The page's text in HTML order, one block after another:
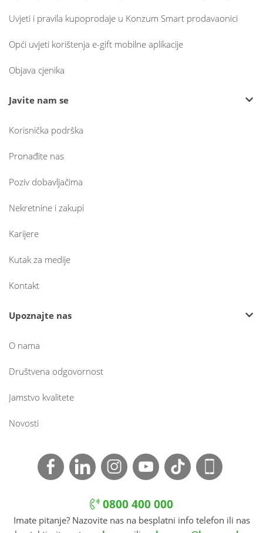
Uvjeti i pravila kupoprodaje u Konzum Smart prodavaonici
Opći uvjeti korištenja e-gift mobilne aplikacije
Objava cjenika
Javite nam se
Korisnička podrška
Pronađite nas
Poziv dobavljačima
Nekretnine i zakupi
Karijere
Kutak za medije
Kontakt
Upoznajte nas
O nama
Društvena odgovornost
Jamstvo kvalitete
Novosti
0800 400 000
Imate pitanje? Nazovite nas na besplatni info telefon ili nas